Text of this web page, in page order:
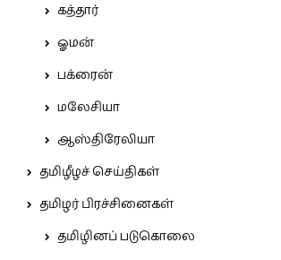
கத்தார்
ஓமன்
பக்ரைன்
மலேசியா
ஆஸ்திரேலியா
தமிழீழச் செய்திகள்
தமிழர் பிரச்சினைகள்
தமிழினப் படுகொலை